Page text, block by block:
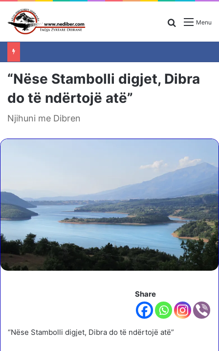
Menu
Search for
“Nëse Stambolli digjet, Dibra
do të ndërtojë atë”
Njihuni me Dibren
Share
“Nëse Stambolli digjet, Dibra do të ndërtojë atë”